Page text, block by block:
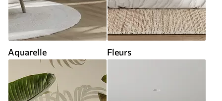
Aquarelle Fleurs